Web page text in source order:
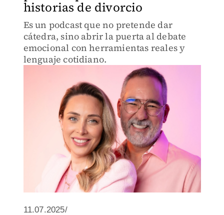
historias de divorcio
Es un podcast que no pretende dar
cátedra, sino abrir la puerta al debate
emocional con herramientas reales y
lenguaje cotidiano.
11.07.2025/